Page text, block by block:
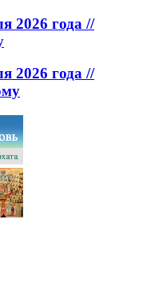
2026 года //
2026 года //